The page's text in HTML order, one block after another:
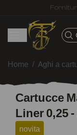
Spedizione
Home / Aghi a
Cartucce
Liner 0,25
novita